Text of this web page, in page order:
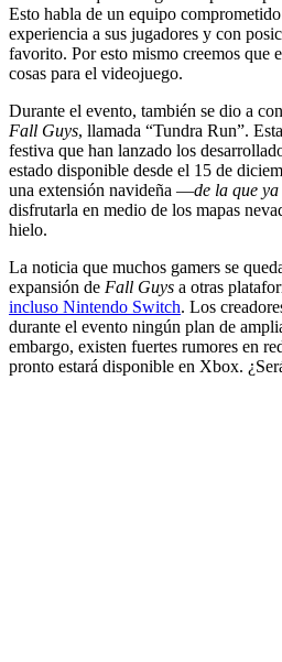
Esto habla de un equipo
experiencia a sus jugadores y con
favorito. Por esto mismo creemos que
cosas para el videojuego.
Durante el evento, también se dio a
Fall Guys, llamada “Tundra Run”.
festiva que han lanzado los
estado disponible desde el 15 de
una extensión navideña —de la que
disfrutarla en medio de los mapas
hielo.
La noticia que muchos gamers se
expansión de Fall Guys a otras
incluso Nintendo Switch. Los
durante el evento ningún plan de
embargo, existen fuertes rumores en
pronto estará disponible en Xbox.